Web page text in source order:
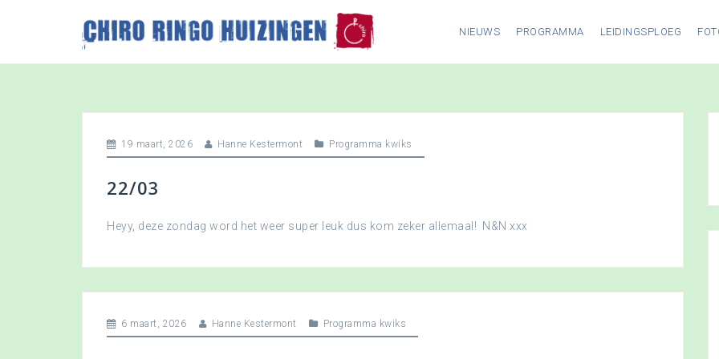
p
NIEUWS PROGRAMMA LEIDINGSPLOEG
19 maart, 2026 Hanne Kestermont Programma kwiks
22/03
Heyy, deze zondag word het weer super leuk dus kom zeker allemaal! N&N xxx
6 maart, 2026 Hanne Kestermont Programma kwiks